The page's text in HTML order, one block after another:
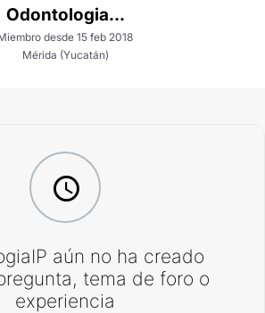
Odontologia...
desde 15 feb 2018
Mérida (Yucatán)
aún no ha creado
tema de foro o
experiencia